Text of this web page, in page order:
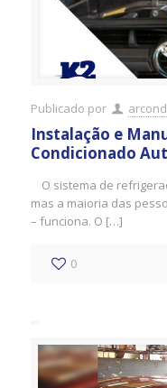
Publicado por
Instalação e
Condicionado
O sistema de
mas a maioria das
– funciona. O […]
0